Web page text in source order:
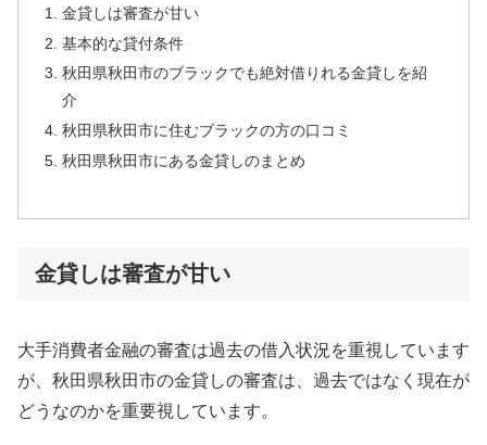
金貸しは審査が甘い
基本的な貸付条件
秋田県秋田市のブラックでも絶対借りれる金貸しを紹
介
秋田県秋田市に住むブラックの方の口コミ
秋田県秋田市にある金貸しのまとめ
金貸しは審査が甘い
大手消費者金融の審査は過去の借入状況を重視しています
が、秋田県秋田市の金貸しの審査は、過去ではなく現在が
どうなのかを重要視しています。